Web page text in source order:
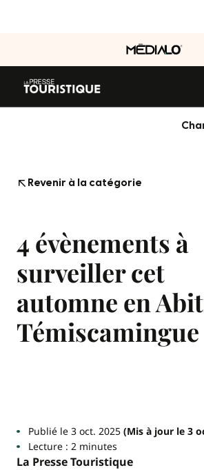
Revenir à la catégorie
4 évènements à
surveiller cet
automne en
Témiscamingue
Publié le 3 oct. 2025(Mis à jour le 3
Lecture : 2 minutes
La Presse Touristique